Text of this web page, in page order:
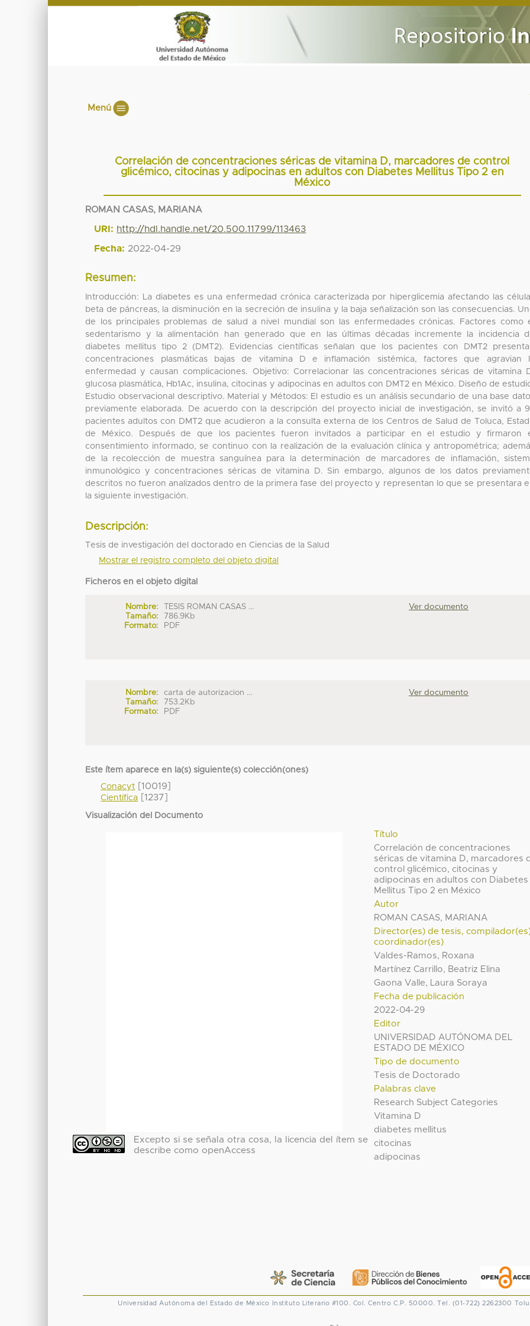
Menú
Correlación de concentraciones séricas de vitamina D, marcadores de control
glicémico, citocinas y adipocinas en adultos con Diabetes Mellitus Tipo 2 en
México
ROMAN CASAS, MARIANA
URI: http://hdl.handle.net/20.500.11799/113463
Fecha: 2022-04-29
Resumen:
Introducción: La diabetes es una enfermedad crónica caracterizada por hiperglicemia afectando las
beta de páncreas, la disminución en la secreción de insulina y la baja señalización son las consecuencias.
de los principales problemas de salud a nivel mundial son las enfermedades crónicas. Factores como
sedentarismo y la alimentación han generado que en las últimas décadas incremente la incidencia
diabetes mellitus tipo 2 (DMT2). Evidencias científicas señalan que los pacientes con DMT2
concentraciones plasmáticas bajas de vitamina D e inflamación sistémica, factores que agravian
enfermedad y causan complicaciones. Objetivo: Correlacionar las concentraciones séricas de vitamina
glucosa plasmática, Hb1Ac, insulina, citocinas y adipocinas en adultos con DMT2 en México. Diseño de
Estudio observacional descriptivo. Material y Métodos: El estudio es un análisis secundario de una base
previamente elaborada. De acuerdo con la descripción del proyecto inicial de investigación, se invitó a
pacientes adultos con DMT2 que acudieron a la consulta externa de los Centros de Salud de Toluca,
de México. Después de que los pacientes fueron invitados a participar en el estudio y firmaron
consentimiento informado, se continuo con la realización de la evaluación clínica y antropométrica;
de la recolección de muestra sanguínea para la determinación de marcadores de inflamación,
inmunológico y concentraciones séricas de vitamina D. Sin embargo, algunos de los datos
descritos no fueron analizados dentro de la primera fase del proyecto y representan lo que se presentara
la siguiente investigación.
Descripción:
Tesis de investigación del doctorado en Ciencias de la Salud
Mostrar el registro completo del objeto digital
Ficheros en el objeto digital
Nombre:
TESIS ROMAN CASAS ...
Tamaño:
786.9Kb
Formato:
PDF
Ver documento
Nombre:
carta de autorizacion ...
Tamaño:
753.2Kb
Formato:
PDF
Ver documento
Este ítem aparece en la(s) siguiente(s) colección(ones)
Conacyt [10019]
Científica [1237]
Visualización del Documento
Título
Correlación de concentraciones
séricas de vitamina D, marcadores
control glicémico, citocinas y
adipocinas en adultos con Diabetes
Mellitus Tipo 2 en México
Autor
ROMAN CASAS, MARIANA
Director(es) de tesis,
coordinador(es)
Valdes-Ramos, Roxana
Martínez Carrillo, Beatriz Elina
Gaona Valle, Laura Soraya
Fecha de publicación
2022-04-29
Editor
UNIVERSIDAD AUTÓNOMA DEL
ESTADO DE MÉXICO
Tipo de documento
Tesis de Doctorado
Palabras clave
Research Subject Categories
Vitamina D
diabetes mellitus
citocinas
adipocinas
Excepto si se señala otra cosa, la licencia del ítem se
describe como openAccess
Universidad Autónoma del Estado de México Instituto Literario #100. Col. Centro C.P. 50000. Tel. (01-722) 2262300